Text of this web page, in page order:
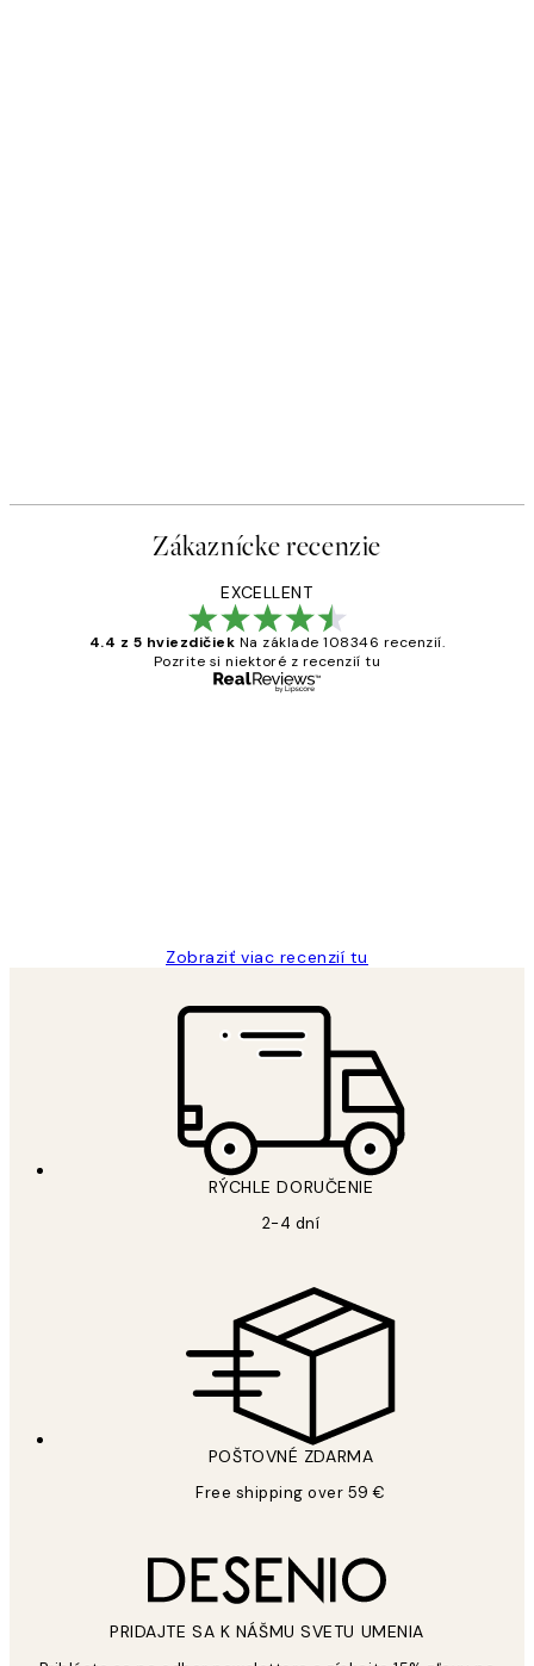
Zákaznícke recenzie
EXCELLENT
4.4 z 5 hviezdičiek Na základe 108346 recenzií.
Pozrite si niektoré z recenzií tu
Zobraziť viac recenzií tu
RÝCHLE DORUČENIE
2-4 dní
POŠTOVNÉ ZDARMA
Free shipping over 59 €
PRIDAJTE SA K NÁŠMU SVETU UMENIA